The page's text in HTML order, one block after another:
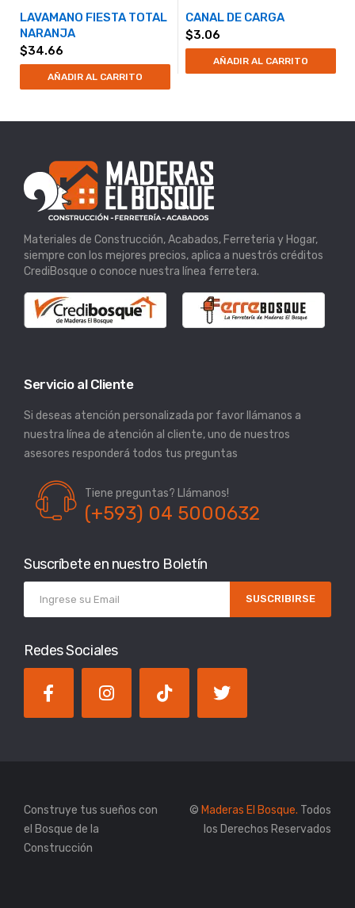
LAVAMANO FIESTA TOTAL
NARANJA
$34.66
AÑADIR AL CARRITO
CANAL DE CARGA
$3.06
AÑADIR AL CARRITO
Materiales de Construcción, Acabados, Ferreteria y Hogar,
siempre con los mejores precios, aplica a nuestrós créditos
CrediBosque o conoce nuestra línea ferretera.
Servicio al Cliente
Si deseas atención personalizada por favor llámanos a
nuestra línea de atención al cliente, uno de nuestros
asesores responderá todos tus preguntas
Tiene preguntas? Llámanos!
(+593) 04 5000632
Suscríbete en nuestro Boletín
SUSCRIBIRSE
Redes Sociales
Construye tus sueños con
el Bosque de la
Construcción
© Maderas El Bosque. Todos
los Derechos Reservados